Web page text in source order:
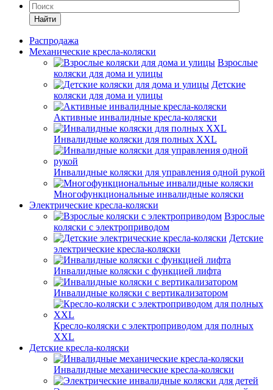
Найти
Распродажа
Механические кресла-коляски
Взрослые
коляски для дома и улицы
Детские
коляски для дома и улицы
Активные инвалидные кресла-коляски
Инвалидные коляски для полных XXL
Инвалидные коляски для управления одной рукой
Многофункциональные инвалидные коляски
Электрические кресла-коляски
Взрослые
коляски с электроприводом
Детские
электрические кресла-коляски
Инвалидные коляски с функцией лифта
Инвалидные коляски с вертикализатором
Кресло-коляски с электроприводом для полных
XXL
Детские кресла-коляски
Инвалидные механические кресла-коляски